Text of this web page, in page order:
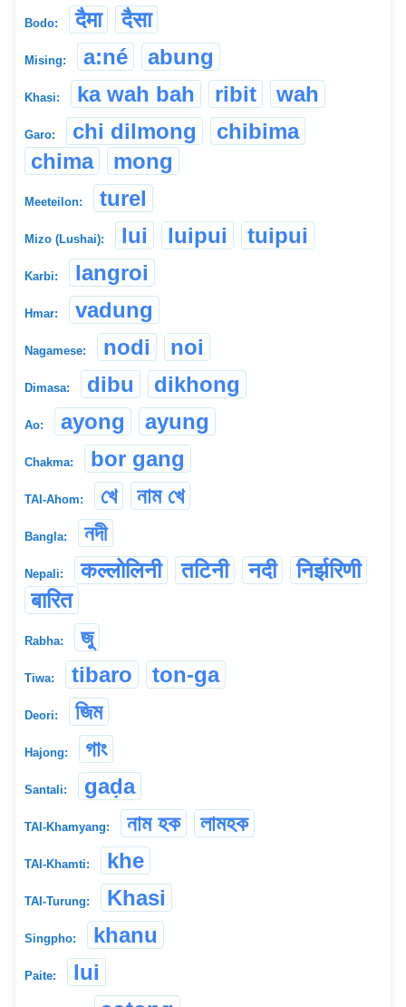
Bodo: दैमा दैसा
Mising: a:né abung
Khasi: ka wah bah ribit wah
Garo: chi dilmong
chibima
chima
mong
Meeteilon: turel
Mizo (Lushai): lui luipui tuipui
Karbi: langroi
Hmar: vadung
Nagamese: nodi noi
Dimasa: dibu dikhong
Ao: ayong ayung
Chakma: bor gang
TAI-Ahom: খে নাম খে
Bangla: নদী
Nepali: कल्लोलिनी तटिनी नदी
निर्झरिणी
बारित
Rabha: জু
Tiwa: tibaro ton-ga
Deori: জিম
Hajong: গাং
Santali: gaḍa
TAI-Khamyang: নাম হক লামহক
TAI-Khamti: khe
TAI-Turung: Khasi
Singpho: khanu
Paite: lui